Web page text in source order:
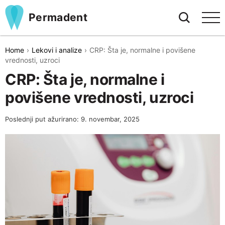
Permadent
Home Lekovi i analize
CRP: Šta je, normalne i povišene
vrednosti, uzroci
CRP: Šta je, normalne i
povišene vrednosti, uzroci
Poslednji put ažurirano: 9. novembar, 2025